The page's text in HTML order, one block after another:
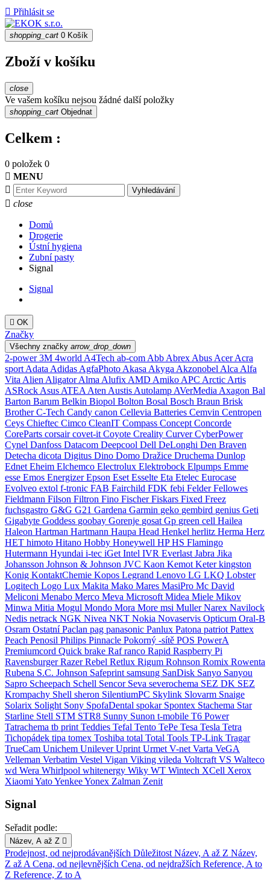
 Přihlásit se
shopping_cart 0 Košík
Zboží v košíku
close
Ve vašem košíku nejsou žádné další položky
shopping_cart Objednat
Celkem :
0 položek 0
 MENU

Vyhledávání
 close
Domů
Drogerie
Ústní hygiena
Zubní pasty
Signal
Signal
 OK
Značky
Všechny značky arrow_drop_down
2-power3M 4world A4Tech ab-com Abb Abrex Abus AcerAcra
sport Adata Adidas AgfaPhoto Akasa Akyga Akzonobel Alca Alfa
Vita Alien AligatorAlma Alufix AMD Amiko APC Arctic Artis
ASRock Asus ATEA Aten Austis Autolamp AVerMedia Axagon Bal
Barton Barum Belkin Biopol Bolton Bosal Bosch Braun Brisk
BrotherC-Tech Candy canon Cellevia Batteries Cemvin Centropen
Ceys Chieftec Cimco CleanIT Compass Concept Concorde
CoreParts corsaircovet-it Coyote Creality CurverCyberPower
Cynel Danfoss Datacom Deepcool Dell DeLonghi Den Braven
Detecha dicota Digitus Dino Domo Dražice Druchema Dunlop
Ednet Eheim Elchemco Electrolux Elektrobock Elpumps Emme
esse Emos EnergizerEpson Eset Esselte Eta Etelec Eurocase
Evolveo extol f-tronic FAB Fairchild FDK febi FelderFellowes
Fieldmann Filson Filtron Fino FischerFiskars Fixed Freez
fuchsgastro G&G G21 Gardena Garmin geko gembird genius Geti
Gigabyte Goddess goobay Gorenje gosat Gp green cell Hailea
Haleon Hartman Hartmann Haupa Head Henkel herlitz Herma Herz
HET himoto Hitano Hobby Honeywell HPHS Flamingo
Hutermann Hyundai i-tec iGet Intel IVR Everlast Jabra Jika
Johansson Johnson & Johnson JVC Kaon Kemot Keterkingston
Konig KontaktChemie Kopos Legrand Lenovo LG LKQ Lobster
Logitech Logo Lux Makita Mako Mares MasiPro Mc David
Meliconi Menabo Merco Meva Microsoft Midea Miele Mikov
Minwa Mitia Mogul Mondo Mora More msi MullerNarex Navilock
Nedis netrack NGK Nivea NKT Nokia Novaservis Opticum Oral-B
Osram OstatníPaclan pag panasonic Panlux Patona patriot Pattex
Peach Penosil Philips Pinnacle Pokorný -sítě POS PowerA
Premiumcord Quick brake Rafranco Rapid Raspberry Pi
RavensburgerRazerRebel Retlux Rigum Rohnson Romix Rowenta
Rubena S.C. Johnson Safeprint samsung SanDisk Sanyo Sanyou
Sapro Scheepach Schell Sencor Seva severochema SEZ DK SEZ
Krompachy Shell sheron SilentiumPC Skylink Slovarm Snaige
Solarix Solight Sony SpofaDental spokar Spontex Stachema Star
Starline Stell STM STR8 Sunny Sunon t-mobile T6 Power
Tatrachema tb print Teddies Tefal Tento TePe Tesa Tesla Tetra
Tichopádek tipa tomex Toshiba total Total Tools TP-Link Tragar
TrueCam Unichem UnileverUprint Urmet V-net Varta VeGA
Velleman Verbatim Vestel Vigan Viking vileda Voltcraft VS Walteco
wd Wera Whirlpool whitenergy Wiky WT Wintech XCell Xerox
Xiaomi YatoYenkeeYonex Zalman Zenit
Signal
Seřadit podle:
Název, A až Z 
Prodejnost, od nejprodávanějších Důležitost Název, A až Z Název,
Z až A Cena, od nejlevnějších Cena, od nejdražších Reference, A to
Z Reference, Z to A